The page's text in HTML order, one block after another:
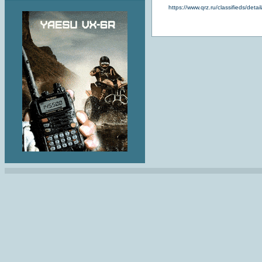
https://www.qrz.ru/classifieds/